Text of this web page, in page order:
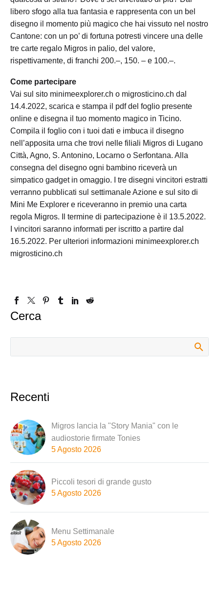
libero sfogo alla tua fantasia e rappresenta con un bel
disegno il momento più magico che hai vissuto nel nostro
Cantone: con un po’ di fortuna potresti vincere una delle
tre carte regalo Migros in palio, del valore,
rispettivamente, di franchi 200.–, 150. – e 100.–.
Come partecipare
Vai sul sito minimeexplorer.ch o migrosticino.ch dal
14.4.2022, scarica e stampa il pdf del foglio presente
online e disegna il tuo momento magico in Ticino.
Compila il foglio con i tuoi dati e imbuca il disegno
nell’apposita urna che trovi nelle filiali Migros di Lugano
Città, Agno, S. Antonino, Locarno o Serfontana. Alla
consegna del disegno ogni bambino riceverà un
simpatico gadget in omaggio. I tre disegni vincitori estratti
verranno pubblicati sul settimanale Azione e sul sito di
Mini Me Explorer e riceveranno in premio una carta
regola Migros. Il termine di partecipazione è il 13.5.2022.
I vincitori saranno informati per iscritto a partire dal
16.5.2022. Per ulteriori informazioni minimeexplorer.ch
migrosticino.ch
Cerca
Recenti
Migros lancia la "Story Mania" con le
audiostorie firmate Tonies
5 Agosto 2026
Piccoli tesori di grande gusto
5 Agosto 2026
Menu Settimanale
5 Agosto 2026